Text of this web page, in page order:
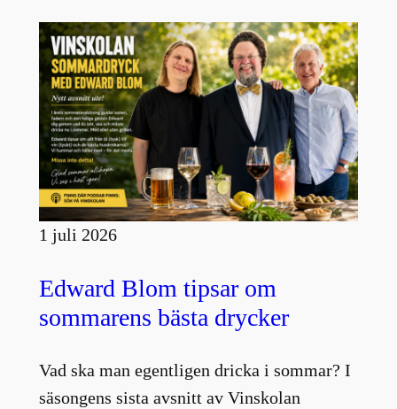
1 juli 2026
Edward Blom tipsar om
sommarens bästa drycker
Vad ska man egentligen dricka i sommar? I
säsongens sista avsnitt av Vinskolan